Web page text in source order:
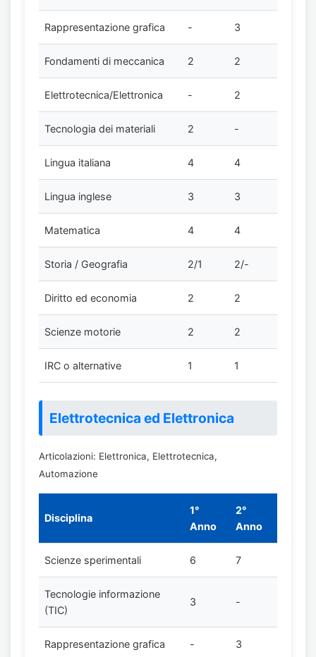
Rappresentazione grafica - 3
Fondamenti di meccanica 2 2
Elettrotecnica/Elettronica - 2
Tecnologia dei materiali 2 -
Lingua italiana 4 4
Lingua inglese 3 3
Matematica 4 4
Storia / Geografia 2/1 2/-
Diritto ed economia 2 2
Scienze motorie 2 2
IRC o alternative 1 1
Elettrotecnica ed Elettronica
Articolazioni: Elettronica, Elettrotecnica,
Automazione
Disciplina
1°
Anno
2°
Anno
Scienze sperimentali 6 7
Tecnologie informazione
(TIC)
3 -
Rappresentazione grafica - 3